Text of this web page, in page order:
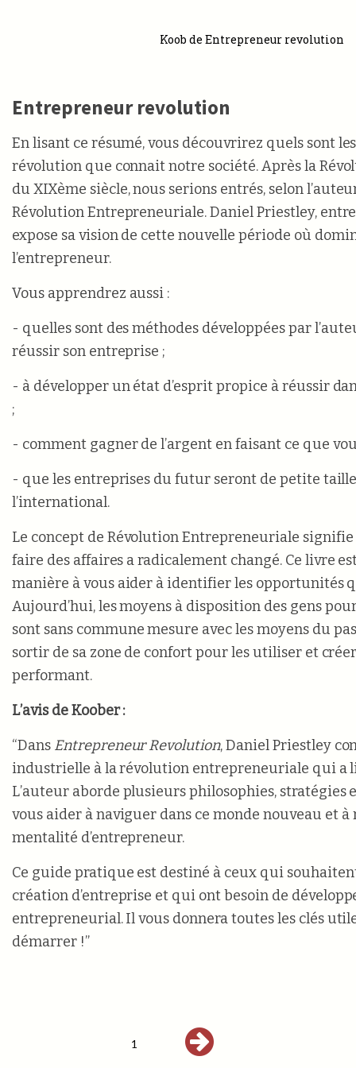
Koob de Entrepreneur revolution
Entrepreneur revolution
En lisant ce résumé, vous découvrirez quels sont
révolution que connait notre société. Après la
du XIXème siècle, nous serions entrés, selon
Révolution Entrepreneuriale. Daniel Priestley,
expose sa vision de cette nouvelle période où
l’entrepreneur.
Vous apprendrez aussi :
- quelles sont des méthodes développées par
réussir son entreprise ;
- à développer un état d’esprit propice à réussir
;
- comment gagner de l’argent en faisant ce que
- que les entreprises du futur seront de petite
l’international.
Le concept de Révolution Entrepreneuriale signifie
faire des affaires a radicalement changé. Ce livre
manière à vous aider à identifier les opportunités
Aujourd’hui, les moyens à disposition des gens
sont sans commune mesure avec les moyens du
sortir de sa zone de confort pour les utiliser et
performant.
L’avis de Koober :
“Dans Entrepreneur Revolution, Daniel Priestley
industrielle à la révolution entrepreneuriale qui a
L’auteur aborde plusieurs philosophies, stratégies
vous aider à naviguer dans ce monde nouveau et à
mentalité d’entrepreneur.
Ce guide pratique est destiné à ceux qui
création d’entreprise et qui ont besoin de
entrepreneurial. Il vous donnera toutes les clés
démarrer !”
1